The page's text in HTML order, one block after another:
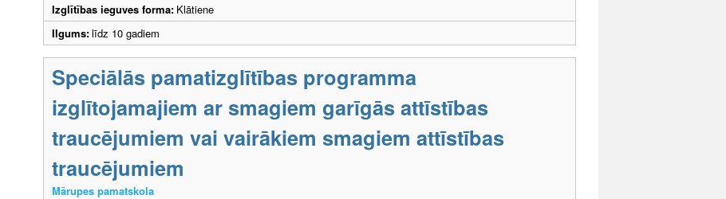
Izglītības ieguves forma: Klātiene
Ilgums:līdz 10 gadiem
Speciālās pamatizglītības programma
izglītojamajiem ar smagiem garīgās attīstības
traucējumiem vai vairākiem smagiem attīstības
traucējumiem
Mārupes pamatskola